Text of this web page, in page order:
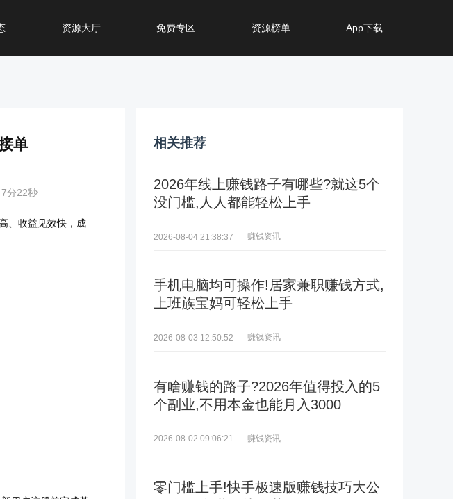
资源大厅 免费专区 资源榜单 App下载
单
分22秒
、收益见效快，成
相关推荐
2026年线上赚钱路子有哪些?就这5个
没门槛,人人都能轻松上手
2026-08-04 21:38:37 赚钱资讯
手机电脑均可操作!居家兼职赚钱方式,
上班族宝妈可轻松上手
2026-08-03 12:50:52 赚钱资讯
有啥赚钱的路子?2026年值得投入的5
个副业,不用本金也能月入3000
2026-08-02 09:06:21 赚钱资讯
零门槛上手!快手极速版赚钱技巧大公